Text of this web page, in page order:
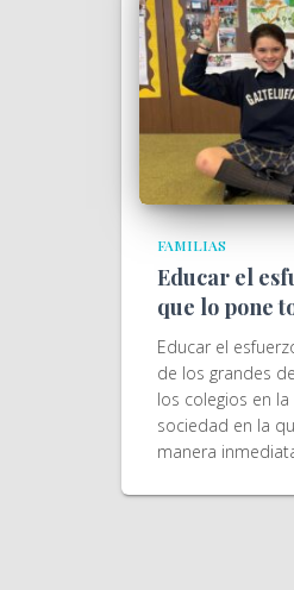
FAMILIAS
Educar el
que lo pone
Educar el
de los grandes
los colegios en
sociedad en la
manera